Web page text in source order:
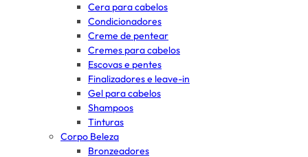
Cera para cabelos
Condicionadores
Creme de pentear
Cremes para cabelos
Escovas e pentes
Finalizadores e leave-in
Gel para cabelos
Shampoos
Tinturas
Corpo Beleza
Bronzeadores